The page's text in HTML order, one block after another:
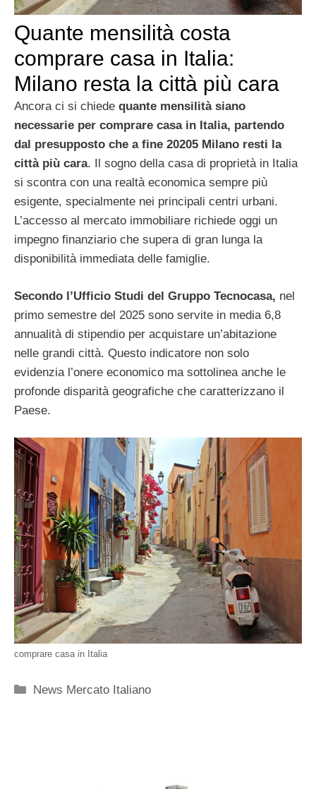
Quante mensilità costa
comprare casa in Italia:
Milano resta la città più cara
Ancora ci si chiede quante mensilità siano
necessarie per comprare casa in Italia, partendo
dal presupposto che a fine 20205 Milano resti la
città più cara. Il sogno della casa di proprietà in Italia
si scontra con una realtà economica sempre più
esigente, specialmente nei principali centri urbani.
L’accesso al mercato immobiliare richiede oggi un
impegno finanziario che supera di gran lunga la
disponibilità immediata delle famiglie.
Secondo l’Ufficio Studi del Gruppo Tecnocasa, nel
primo semestre del 2025 sono servite in media 6,8
annualità di stipendio per acquistare un’abitazione
nelle grandi città. Questo indicatore non solo
evidenzia l’onere economico ma sottolinea anche le
profonde disparità geografiche che caratterizzano il
Paese.
comprare casa in Italia
Categorie
News Mercato Italiano